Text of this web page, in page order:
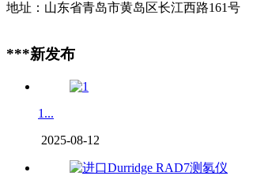
地址：山东省青岛市黄岛区长江西路161号
***新发布
1...
2025-08-12